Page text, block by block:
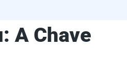
A Chave